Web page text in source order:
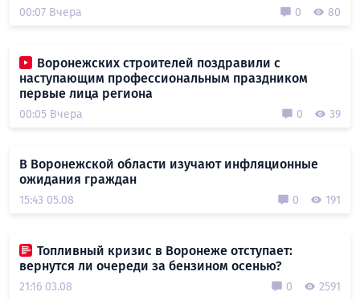
00:07 Вчера 0 80
Воронежских строителей поздравили с
наступающим профессиональным праздником
первые лица региона
00:05 Вчера 0 39
В Воронежской области изучают инфляционные
ожидания граждан
15:43 05.08 0 191
Топливный кризис в Воронеже отступает:
вернутся ли очереди за бензином осенью?
21:16 03.08 0 2591